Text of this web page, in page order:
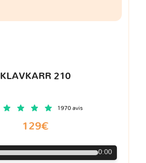
KLAVKARR 210
1970 avis
129€
0:00